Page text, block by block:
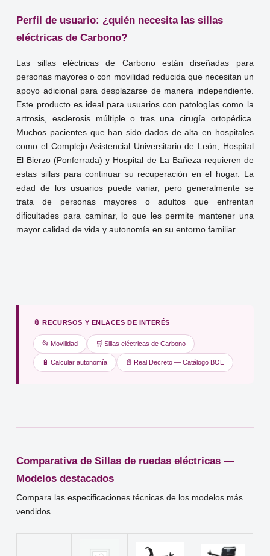
Perfil de usuario: ¿quién necesita las sillas
eléctricas de Carbono?
Las sillas eléctricas de Carbono están diseñadas para
personas mayores o con movilidad reducida que necesitan un
apoyo adicional para desplazarse de manera independiente.
Este producto es ideal para usuarios con patologías como la
artrosis, esclerosis múltiple o tras una cirugía ortopédica.
Muchos pacientes que han sido dados de alta en hospitales
como el Complejo Asistencial Universitario de León, Hospital
El Bierzo (Ponferrada) y Hospital de La Bañeza requieren de
estas sillas para continuar su recuperación en el hogar. La
edad de los usuarios puede variar, pero generalmente se
trata de personas mayores o adultos que enfrentan
dificultades para caminar, lo que les permite mantener una
mayor calidad de vida y autonomía en su entorno familiar.
📎 RECURSOS Y ENLACES DE INTERÉS
📂 Movilidad 🛒 Sillas eléctricas de Carbono
🔋 Calcular autonomía 📄 Real Decreto — Catálogo BOE
Comparativa de Sillas de ruedas eléctricas —
Modelos destacados
Compara las especificaciones técnicas de los modelos más
vendidos.